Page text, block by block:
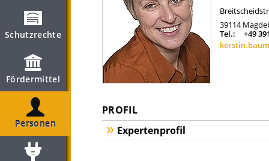
Schutzrechte
Fördermittel
Personen
39114
Tel.:
+49
PROFIL
Expertenprofil